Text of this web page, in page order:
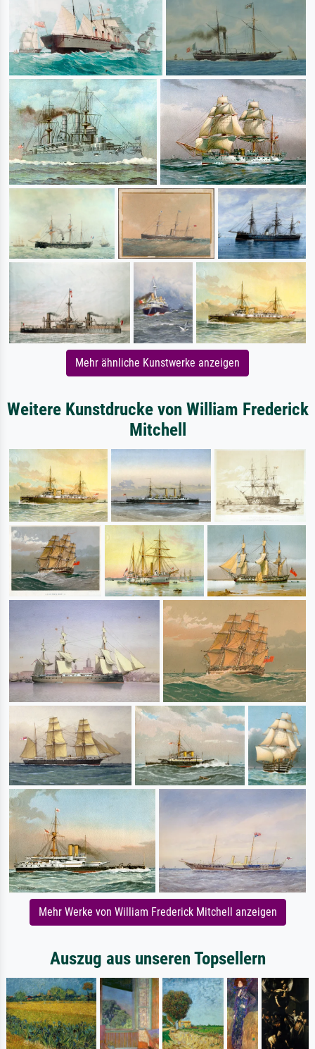
Mehr ähnliche Kunstwerke anzeigen
Weitere Kunstdrucke von William Frederick
Mitchell
Mehr Werke von William Frederick Mitchell anzeigen
Auszug aus unseren Topsellern